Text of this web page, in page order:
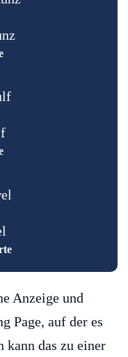
Anzeige und
Page, auf der es
das zu einer